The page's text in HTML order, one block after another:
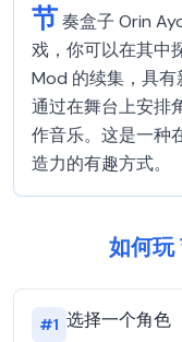
节奏盒子 Orin
戏，你可以在其中
Mod 的续集，具有
通过在舞台上安排
作音乐。这是一种
造力的有趣方式。
如何玩
#1 选择一个角色